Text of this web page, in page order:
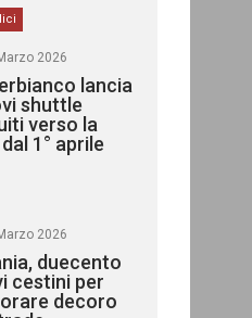
2026
lancia
shuttle
verso la
1° aprile
2026
duecento
cestini per
decoro